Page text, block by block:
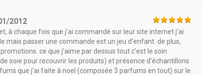
2012
à chaque fois que j'ai commandé sur leur site internet j'ai
mais passer une commande est un jeu d'enfant. de plus,
ce que j'aime par dessus tout c'est le soin
soie pour recouvrir les produits) et présence d'échantillons
que j'ai faite à noel (composée 3 parfums en tout) sur le